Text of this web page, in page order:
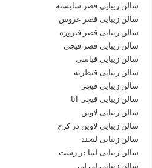
سالن زیبایی قصر شایسته
سالن زیبایی قصر عروس
سالن زیبایی قصر فیروزه
سالن زیبایی قصر قیچی
سالن زیبایی قیاسی
سالن زیبایی قیطریه
سالن زیبایی قیچی
سالن زیبایی قیچی آنا
سالن زیبایی لاوین
سالن زیبایی لاوین در کرج
سالن زیبایی لبخند
سالن زیبایی لبنا در رشت
سالن زیبایی لی لی